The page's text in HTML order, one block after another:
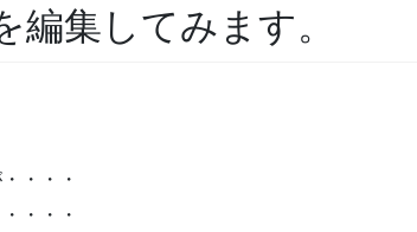
編集してみます。
・・・
・・・